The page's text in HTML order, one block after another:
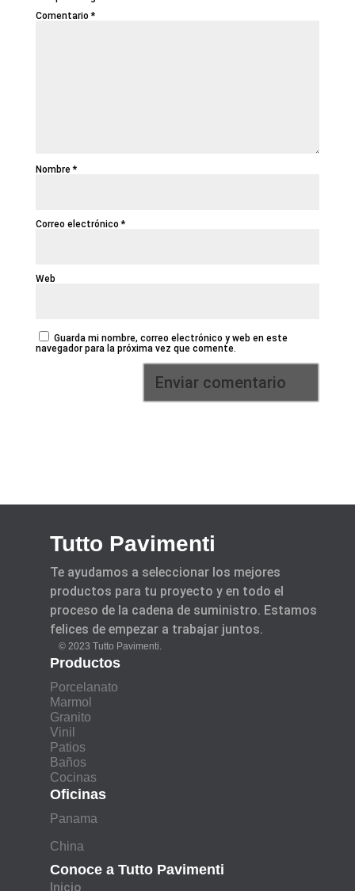
Comentario*
Nombre*
Correo electrónico*
Web
Guarda mi nombre, correo electrónico y web en este
navegador para la próxima vez que comente.
Tutto Pavimenti
Te ayudamos a seleccionar los mejores
productos para tu proyecto y en todo el
proceso de la cadena de suministro. Estamos
felices de empezar a trabajar juntos.
© 2023 Tutto Pavimenti.
Productos
Porcelanato
Marmol
Granito
Vinil
Patios
Baños
Cocinas
Oficinas
Panama
China
Conoce a Tutto Pavimenti
Inicio